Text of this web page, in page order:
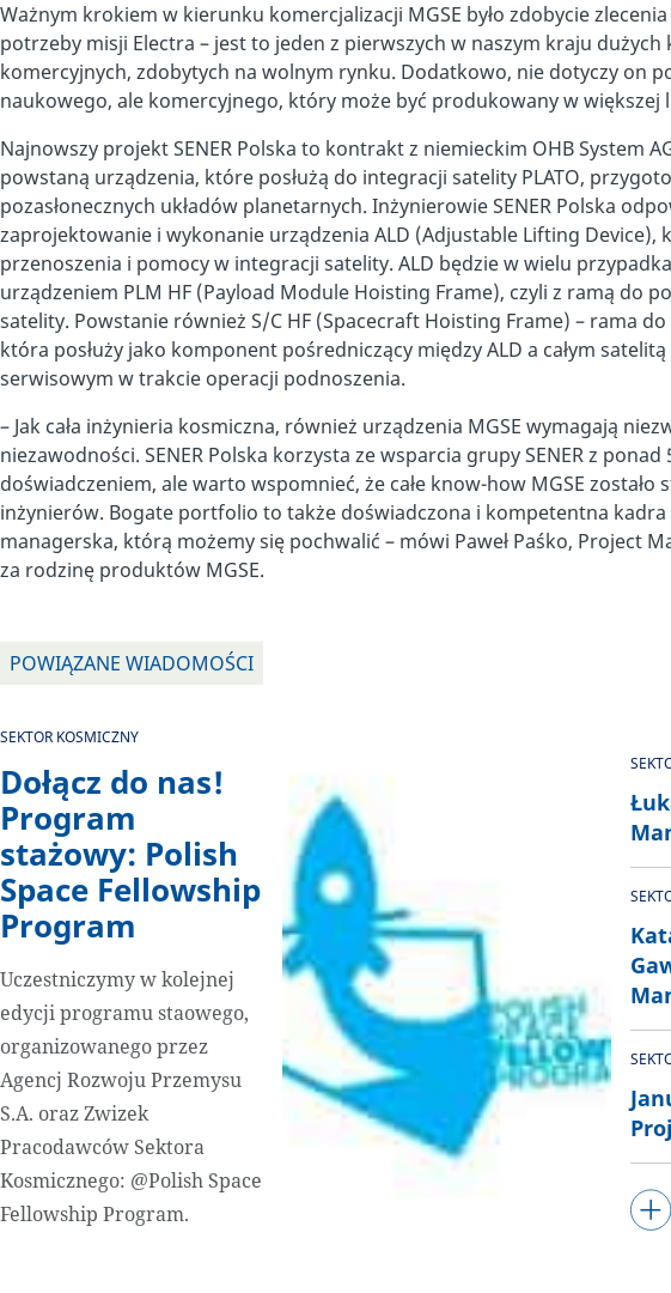
Ważnym krokiem w kierunku komercjalizacji MGSE było zdobycie
potrzeby misji Electra – jest to jeden z pierwszych w naszym kraju
komercyjnych, zdobytych na wolnym rynku. Dodatkowo, nie dotyczy on
naukowego, ale komercyjnego, który może być produkowany w większej
Najnowszy projekt SENER Polska to kontrakt z niemieckim OHB System
powstaną urządzenia, które posłużą do integracji satelity PLATO,
pozasłonecznych układów planetarnych. Inżynierowie SENER Polska
zaprojektowanie i wykonanie urządzenia ALD (Adjustable Lifting Device),
przenoszenia i pomocy w integracji satelity. ALD będzie w wielu
urządzeniem PLM HF (Payload Module Hoisting Frame), czyli z ramą do
satelity. Powstanie również S/C HF (Spacecraft Hoisting Frame) – rama
która posłuży jako komponent pośredniczący między ALD a całym
serwisowym w trakcie operacji podnoszenia.
– Jak cała inżynieria kosmiczna, również urządzenia MGSE wymagają
niezawodności. SENER Polska korzysta ze wsparcia grupy SENER z ponad
doświadczeniem, ale warto wspomnieć, że całe know-how MGSE
inżynierów. Bogate portfolio to także doświadczona i kompetentna kadra
managerska, którą możemy się pochwalić – mówi Paweł Paśko, Project
za rodzinę produktów MGSE.
POWIĄZANE WIADOMOŚCI
SEKTOR KOSMICZNY
Dołącz do nas!
Program
stażowy: Polish
Space Fellowship
Program
Uczestniczymy w kolejnej
edycji programu staowego,
organizowanego przez
Agencj Rozwoju Przemysu
S.A. oraz Zwizek
Pracodawców Sektora
Kosmicznego: @Polish Space
Fellowship Program.